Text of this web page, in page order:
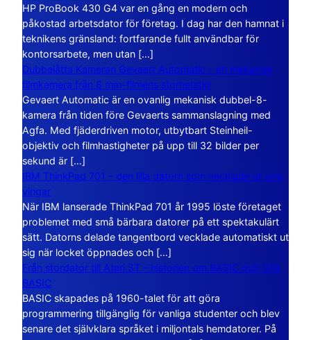
HP ProBook 430 G4 var en gång en modern och
påkostad arbetsdator för företag. I dag har den hamnat i
teknikens gränsland: fortfarande fullt användbar för
kontorsarbete, men utan […]
Dubbelåtta Kameran Gevaert Automatic – en mekanisk
filmkamera från 8 mm-filmens storhetstid
Gevaert Automatic är en ovanlig mekanisk dubbel-8-
kamera från tiden före Gevaerts sammanslagning med
Agfa. Med fjäderdriven motor, utbytbart Steinheil-
objektiv och filmhastigheter på upp till 32 bilder per
sekund är […]
IBM ThinkPad 701 – den lilla datorn som vecklade ut sina
vingar
När IBM lanserade ThinkPad 701 år 1995 löste företaget
problemet med små bärbara datorer på ett spektakulärt
sätt. Datorns delade tangentbord vecklade automatiskt ut
sig när locket öppnades och […]
Från stordator till Atari ST – historien om BASIC och GFA
BASIC
BASIC skapades på 1960-talet för att göra
programmering tillgänglig för vanliga studenter och blev
senare det självklara språket i miljontals hemdatorer. På